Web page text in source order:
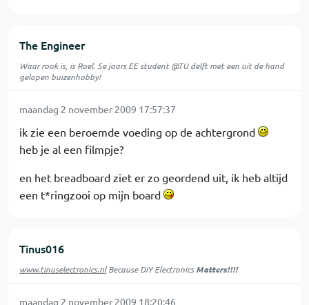
The Engineer
Waar rook is, is Roel. 5e jaars EE student @TU delft met een uit de hand
gelopen buizenhobby!
maandag 2 november 2009 17:57:37
ik zie een beroemde voeding op de achtergrond
heb je al een filmpje?
en het breadboard ziet er zo geordend uit, ik heb altijd
een t*ringzooi op mijn board
Tinus016
www.tinuselectronics.nlBecause DIY ElectronicsMatters!!!!
maandag 2 november 2009 18:20:46